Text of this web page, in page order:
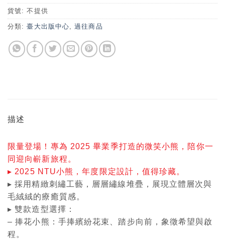
貨號:不提供
分類:臺大出版中心,過往商品
描述
限量登場！專為 2025 畢業季打造的微笑小熊，陪你一
同迎向嶄新旅程。
▸ 2025 NTU小熊，年度限定設計，值得珍藏。
▸ 採用精緻刺繡工藝，層層繡線堆疊，展現立體層次與
毛絨絨的療癒質感。
▸ 雙款造型選擇：
– 捧花小熊：手捧繽紛花束、踏步向前，象徵希望與啟
程。